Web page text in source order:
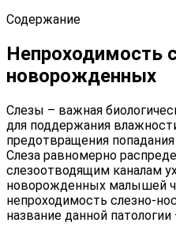
Содержание
Непроходимость
новорожденных
Слезы – важная
для поддержания
предотвращения
Слеза равномерно
слезоотводящим каналам
новорожденных малышей
непроходимость слезно-
название данной